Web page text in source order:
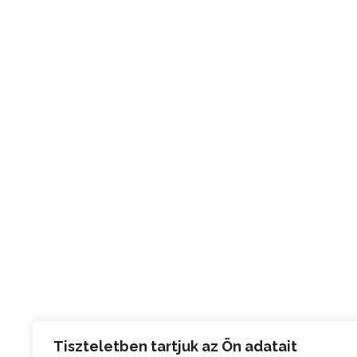
Tiszteletben tartjuk az Ön adatait